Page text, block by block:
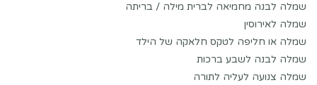
שמלה לבנה מחמיאה לברית מילה / בריתה
שמלה לאירוסין
שמלה או חליפה לטקס חלאקה של הילד
שמלה לבנה לשבע ברכות
שמלה צנועה לעליה לתורה